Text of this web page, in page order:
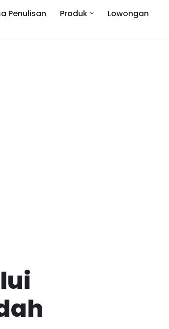
Penulisan Produk
Lowongan